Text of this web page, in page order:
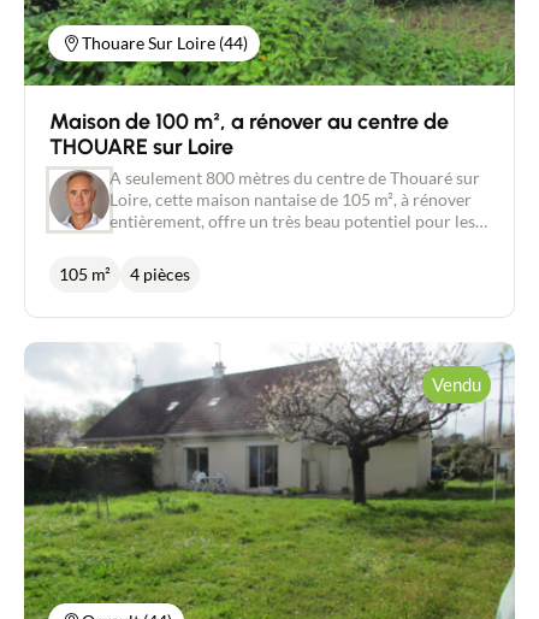
Guides
Contact
Thouare Sur Loire (44)
Maison de 100 m², a rénover au centre de
THOUARE sur Loire
A seulement 800 mètres du centre de Thouaré sur
Loire, cette maison nantaise de 105 m², à rénover
entièrement, offre un très beau potentiel pour les
intérieure présente au rez de jardin un sous -sol
complet comprenant 1 garage, une chambre ou
chambre. Possibilité d'aménager différemment en
redistribuant complètement les espaces :
Principalement, la création d'un espace salon
séjour, d'une cuisine qui s'ouvrirait directement sur
le jardin offrant ainsi une belle luminosité et une
vue dégagée sur l' extérieur. La parcelle de 567 m²,
entièrement clôturée et paysagée vous permettra
de profiter de la sérénité du quartier. Cette
demeure représente une opportunité unique pour
ceux qui souhaitent personnaliser leur habitat
selon leurs goûts et besoins. Les honoraires de 5 %
à la charge de l'acquéreur sont compris dans le prix
affiché. Les informations sur les risques auxquels
105 m² 4 pièces
Vendu